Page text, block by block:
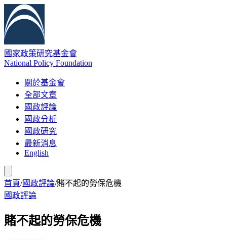
國家政策研究基金會
National Policy Foundation
關於基金會
全部文章
國政評論
國政分析
國政研究
最新消息
English
首頁/國政評論/賭不起的勞保危機
國政評論
賭不起的勞保危機